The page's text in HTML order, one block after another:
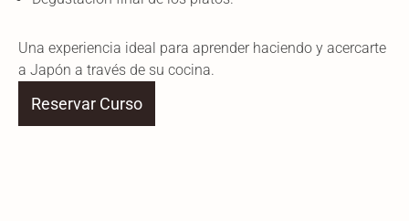
Una experiencia ideal para aprender haciendo y acercarte
a Japón a través de su cocina.
Reservar Curso